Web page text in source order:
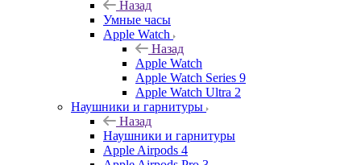
Назад
Умные часы
Apple Watch
Назад
Apple Watch
Apple Watch Series 9
Apple Watch Ultra 2
Наушники и гарнитуры
Назад
Наушники и гарнитуры
Apple Airpods 4